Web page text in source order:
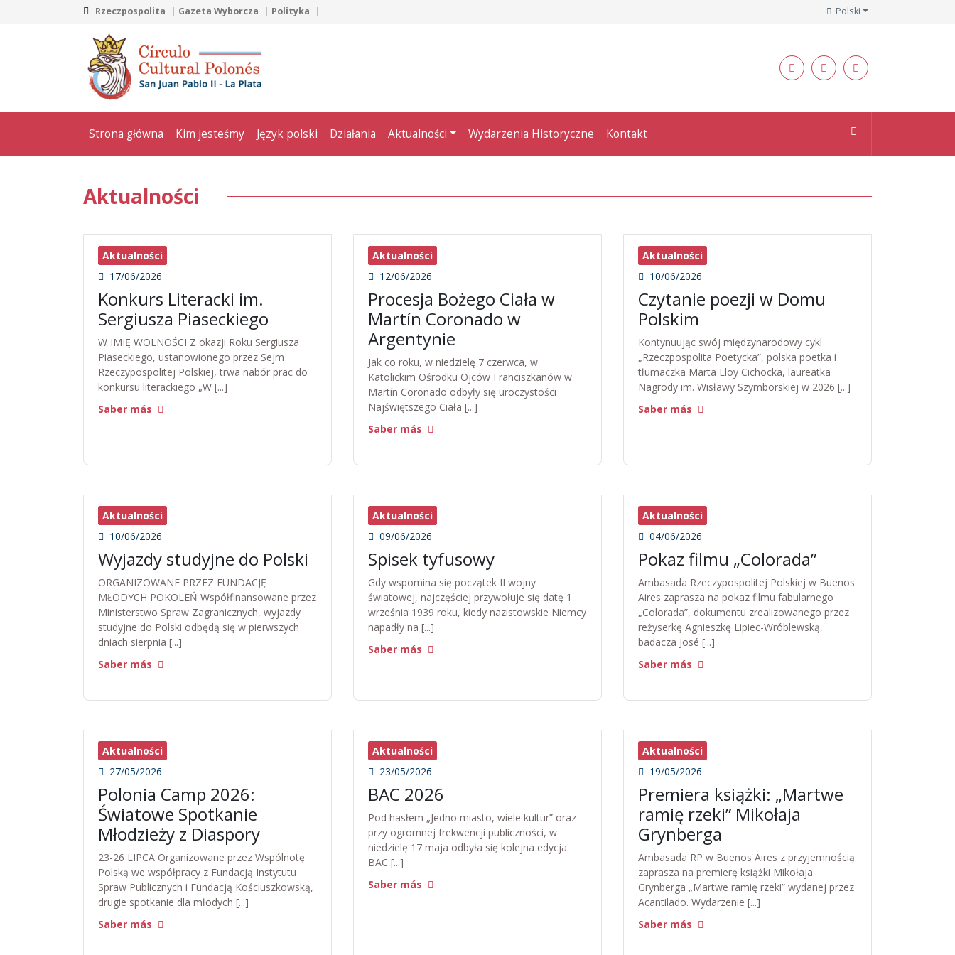
Rzeczpospolita Gazeta Wyborcza Polityka Polski
Strona główna Kim jesteśmy Język polski Działania Aktualności Wydarzenia Historyczne Kontakt
Aktualności
Aktualności
17/06/2026
Konkurs Literacki im.
Sergiusza Piaseckiego
W IMIĘ WOLNOŚCI Z okazji Roku Sergiusza
Piaseckiego, ustanowionego przez Sejm
Rzeczypospolitej Polskiej, trwa nabór prac do
konkursu literackiego „W [...]
Saber más
Aktualności
12/06/2026
Procesja Bożego Ciała w
Martín Coronado w
Argentynie
Jak co roku, w niedzielę 7 czerwca, w
Katolickim Ośrodku Ojców Franciszkanów w
Martín Coronado odbyły się uroczystości
Najświętszego Ciała [...]
Saber más
Aktualności
10/06/2026
Czytanie poezji w Domu
Polskim
Kontynuując swój międzynarodowy cykl
„Rzeczpospolita Poetycka”, polska poetka i
tłumaczka Marta Eloy Cichocka, laureatka
Nagrody im. Wisławy Szymborskiej w 2026 [...]
Saber más
Aktualności
10/06/2026
Wyjazdy studyjne do Polski
ORGANIZOWANE PRZEZ FUNDACJĘ
MŁODYCH POKOLEŃ Współfinansowane przez
Ministerstwo Spraw Zagranicznych, wyjazdy
studyjne do Polski odbędą się w pierwszych
dniach sierpnia [...]
Saber más
Aktualności
09/06/2026
Spisek tyfusowy
Gdy wspomina się początek II wojny
światowej, najczęściej przywołuje się datę 1
września 1939 roku, kiedy nazistowskie Niemcy
napadły na [...]
Saber más
Aktualności
04/06/2026
Pokaz filmu „Colorada”
Ambasada Rzeczypospolitej Polskiej w Buenos
Aires zaprasza na pokaz filmu fabularnego
„Colorada”, dokumentu zrealizowanego przez
reżyserkę Agnieszkę Lipiec-Wróblewską,
badacza José [...]
Saber más
Aktualności
27/05/2026
Polonia Camp 2026:
Światowe Spotkanie
Młodzieży z Diaspory
23-26 LIPCA Organizowane przez Wspólnotę
Polską we współpracy z Fundacją Instytutu
Spraw Publicznych i Fundacją Kościuszkowską,
drugie spotkanie dla młodych [...]
Saber más
Aktualności
23/05/2026
BAC 2026
Pod hasłem „Jedno miasto, wiele kultur” oraz
przy ogromnej frekwencji publiczności, w
niedzielę 17 maja odbyła się kolejna edycja
BAC [...]
Saber más
Aktualności
19/05/2026
Premiera książki: „Martwe
ramię rzeki” Mikołaja
Grynberga
Ambasada RP w Buenos Aires z przyjemnością
zaprasza na premierę książki Mikołaja
Grynberga „Martwe ramię rzeki” wydanej przez
Acantilado. Wydarzenie [...]
Saber más